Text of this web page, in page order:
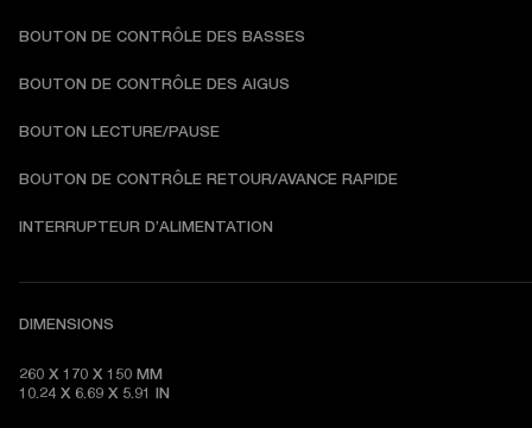
BOUTON DE CONTRÔLE DES BASSES
BOUTON DE CONTRÔLE DES AIGUS
BOUTON LECTURE/PAUSE
BOUTON DE CONTRÔLE RETOUR/AVANCE RAPIDE
INTERRUPTEUR D’ALIMENTATION
DIMENSIONS
260 X 170 X 150 MM
10.24 X 6.69 X 5.91 IN